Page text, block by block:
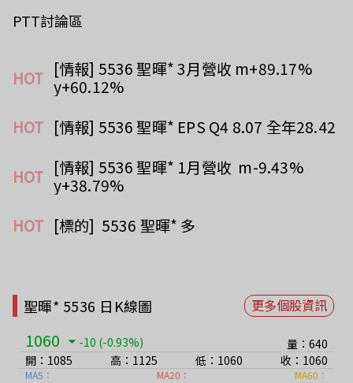
PTT討論區
HOT [情報] 5536 聖暉* 3月營收 m+89.17%
y+60.12%
HOT [情報] 5536 聖暉* EPS Q4 8.07 全年28.42
HOT [情報] 5536 聖暉* 1月營收  m-9.43%
y+38.79%
HOT [標的]  5536 聖暉* 多
聖暉* 5536 日K線圖 更多個股資訊
1060 -10 (-0.93%)
量：640
開：1085
高：1125 低：1060 收：1060
MA5： MA20： MA60：